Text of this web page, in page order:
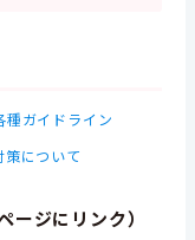
種ガイドライン
について
ジにリンク）